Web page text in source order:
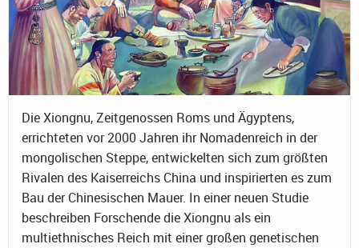
Die Xiongnu, Zeitgenossen Roms und Ägyptens,
errichteten vor 2000 Jahren ihr Nomadenreich in der
mongolischen Steppe, entwickelten sich zum größten
Rivalen des Kaiserreichs China und inspirierten es zum
Bau der Chinesischen Mauer. In einer neuen Studie
beschreiben Forschende die Xiongnu als ein
multiethnisches Reich mit einer großen genetischen